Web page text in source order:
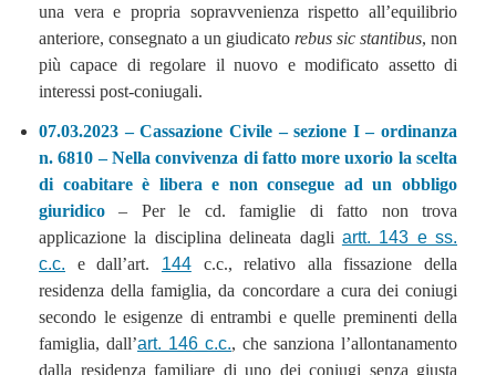
una vera e propria sopravvenienza rispetto all’equilibrio
anteriore, consegnato a un giudicato rebus sic stantibus, non
più capace di regolare il nuovo e modificato assetto di
interessi post-coniugali.
07.03.2023 – Cassazione Civile – sezione I – ordinanza
n. 6810 – Nella convivenza di fatto more uxorio la scelta
di coabitare è libera e non consegue ad un obbligo
giuridico – Per le cd. famiglie di fatto non trova
applicazione la disciplina delineata dagli artt. 143 e ss.
c.c. e dall’art. 144c.c., relativo alla fissazione della
residenza della famiglia, da concordare a cura dei coniugi
secondo le esigenze di entrambi e quelle preminenti della
famiglia, dall’art. 146 c.c., che sanziona l’allontanamento
dalla residenza familiare di uno dei coniugi senza giusta